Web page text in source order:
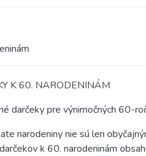
K 60. NARODENINÁM
darčeky pre výnimočných 60-
narodeniny nie sú len
k 60. narodeninám